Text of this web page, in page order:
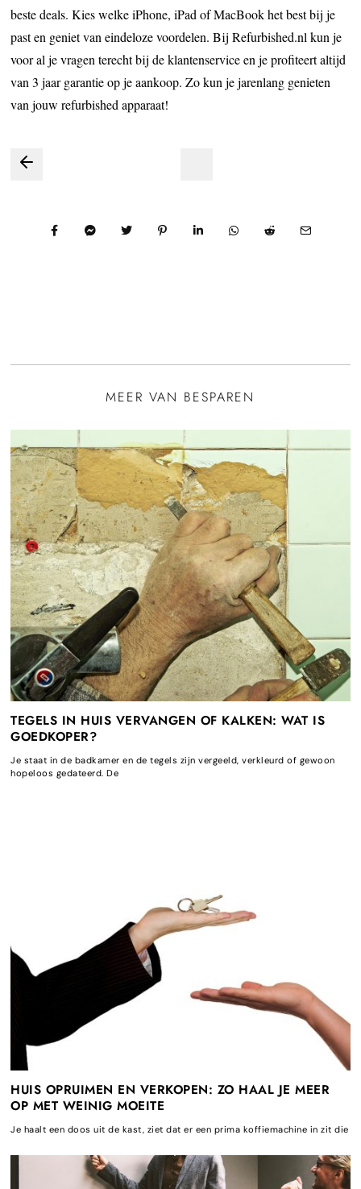
beste deals. Kies welke iPhone, iPad of MacBook het best bij je
past en geniet van eindeloze voordelen. Bij Refurbished.nl kun je
voor al je vragen terecht bij de klantenservice en je profiteert altijd
van 3 jaar garantie op je aankoop. Zo kun je jarenlang genieten
van jouw refurbished apparaat!
Bericht
MEER VAN BESPAREN
TEGELS IN HUIS VERVANGEN OF KALKEN: WAT IS
GOEDKOPER?
Je staat in de badkamer en de tegels zijn vergeeld, verkleurd of gewoon
hopeloos gedateerd. De
HUIS OPRUIMEN EN VERKOPEN: ZO HAAL JE MEER
OP MET WEINIG MOEITE
Je haalt een doos uit de kast, ziet dat er een prima koffiemachine in zit die